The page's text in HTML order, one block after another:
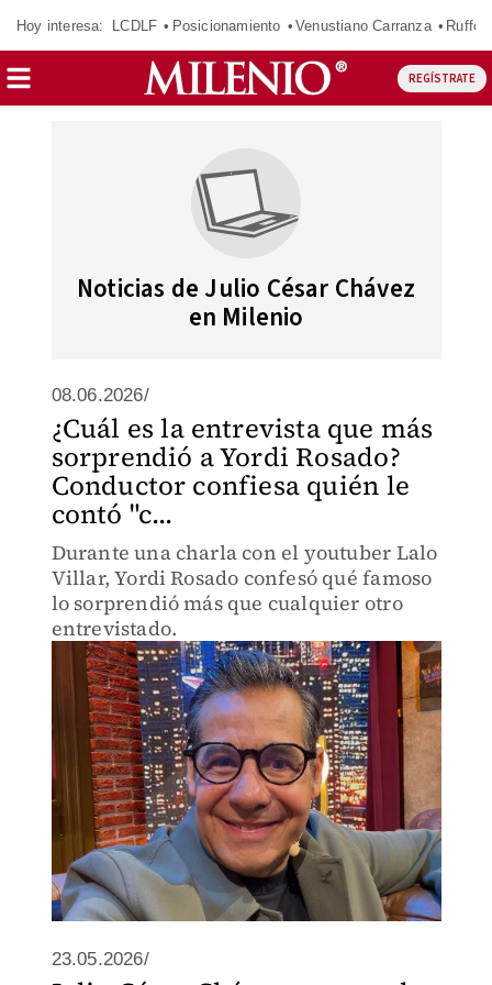
Hoy interesa: LCDLF Posicionamiento Venustiano Carranza Ruffo
REGÍSTRATE
Noticias de Julio César Chávez
en Milenio
08.06.2026/
¿Cuál es la entrevista que más
sorprendió a Yordi Rosado?
Conductor confiesa quién le
contó "c...
Durante una charla con el youtuber Lalo
Villar, Yordi Rosado confesó qué famoso
lo sorprendió más que cualquier otro
entrevistado.
23.05.2026/